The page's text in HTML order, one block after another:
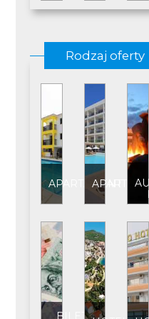
Rodzaj oferty
APARTAMENT
BILET